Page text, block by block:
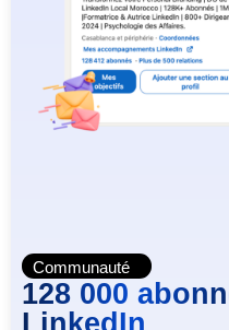
Communauté
128 000
LinkedIn